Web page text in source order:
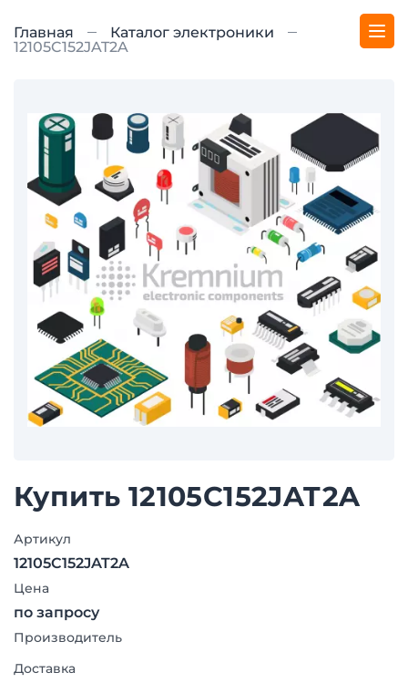
Главная
Каталог электроники
12105C152JAT2A
Купить 12105C152JAT2A
Артикул
12105C152JAT2A
Цена
по запросу
Производитель
Доставка